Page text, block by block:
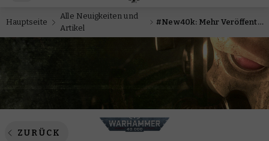
Hauptseite
Alle Neuigkeiten und
Artikel
#New40k: Mehr Veröffentlichungen der neuen Edition von Warhammer 40.000
ZURÜCK